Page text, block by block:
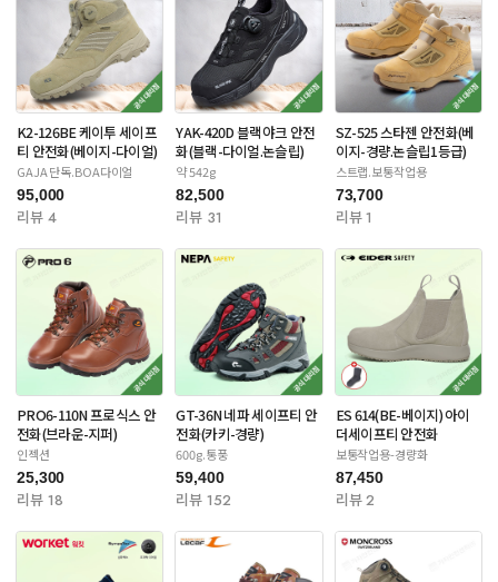
K2-126BE 케이투 세이프
티 안전화(베이지-다이얼)
GAJA 단독.BOA다이얼
95,000
리뷰 4
YAK-420D 블랙야크 안전
화(블랙-다이얼.논슬립)
약 542g
82,500
리뷰 31
SZ-525 스타젠 안전화(베
이지-경량.논슬립1등급)
스트랩.보통작업용
73,700
리뷰 1
PRO6-110N 프로식스 안
전화(브라운-지퍼)
인젝션
25,300
리뷰 18
GT-36N 네파 세이프티 안
전화(카키-경량)
600g.통풍
59,400
리뷰 152
ES 614(BE-베이지) 아이
더세이프티 안전화
보통작업용-경량화
87,450
리뷰 2